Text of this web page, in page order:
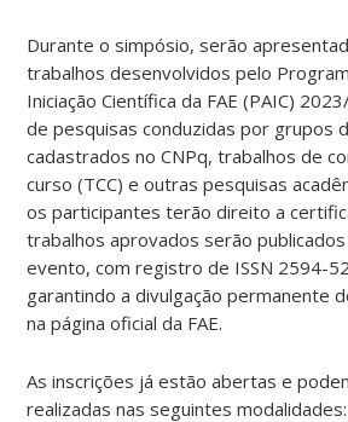
Durante o simpósio, serão
trabalhos desenvolvidos pelo
Iniciação Científica da FAE (PAIC)
de pesquisas conduzidas por grupos
cadastrados no CNPq, trabalhos de
curso (TCC) e outras pesquisas
os participantes terão direito a
trabalhos aprovados serão
evento, com registro de ISSN 2594-
garantindo a divulgação permanente
na página oficial da FAE.
As inscrições já estão abertas e
realizadas nas seguintes modalidades: